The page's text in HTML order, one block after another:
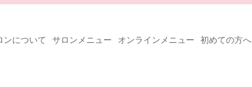
ンについて サロンメニュー オンラインメニュー 初めての方へ